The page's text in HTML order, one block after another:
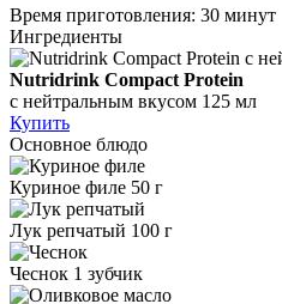
Время приготовления: 30 минут
Ингредиенты
Nutridrink Compact Protein
с нейтральным вкусом 125 мл
Купить
Основное блюдо
Куриное филе 50 г
Лук репчатый 100 г
Чеснок 1 зубчик